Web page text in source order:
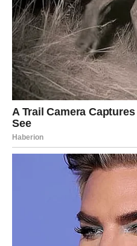
Lijepe vijesti.
Okupljanja.
I događaji koji vas
onih koji vas iskreno vole.
Ta energija zajedništva
VRIJEME JE DA
SVOJIM
Jedna od najvećih promjena